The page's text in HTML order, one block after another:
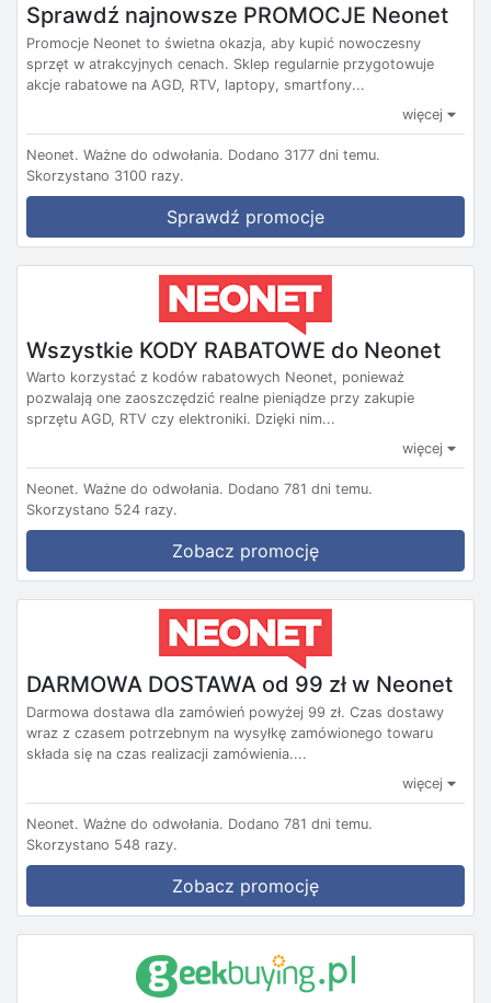
Sprawdź najnowsze PROMOCJE Neonet
Promocje Neonet to świetna okazja, aby kupić nowoczesny
sprzęt w atrakcyjnych cenach. Sklep regularnie przygotowuje
akcje rabatowe na AGD, RTV, laptopy, smartfony...
więcej
Neonet. Ważne do odwołania. Dodano 3177 dni temu.
Skorzystano 3100 razy.
Sprawdź promocje
Wszystkie KODY RABATOWE do Neonet
Warto korzystać z kodów rabatowych Neonet, ponieważ
pozwalają one zaoszczędzić realne pieniądze przy zakupie
sprzętu AGD, RTV czy elektroniki. Dzięki nim...
więcej
Neonet. Ważne do odwołania. Dodano 781 dni temu.
Skorzystano 524 razy.
Zobacz promocję
DARMOWA DOSTAWA od 99 zł w Neonet
Darmowa dostawa dla zamówień powyżej 99 zł. Czas dostawy
wraz z czasem potrzebnym na wysyłkę zamówionego towaru
składa się na czas realizacji zamówienia....
więcej
Neonet. Ważne do odwołania. Dodano 781 dni temu.
Skorzystano 548 razy.
Zobacz promocję